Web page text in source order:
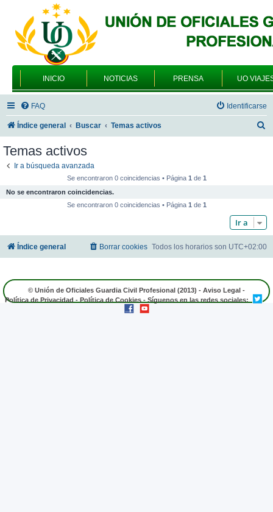
INICIO NOTICIAS PRENSA UO
FAQ Identificarse
Índice general Buscar Temas activos
Temas activos
Ir a búsqueda avanzada
Se encontraron 0 coincidencias • Página 1de 1
No se encontraron coincidencias.
Se encontraron 0 coincidencias • Página 1de 1
Ir a
Índice general Todos los horarios son UTC+02:00
Borrar cookies
© Unión de Oficiales Guardia Civil Profesional (2013) - Aviso Legal -
Política de Privacidad-Política de Cookies- Síguenos en las redes sociales: